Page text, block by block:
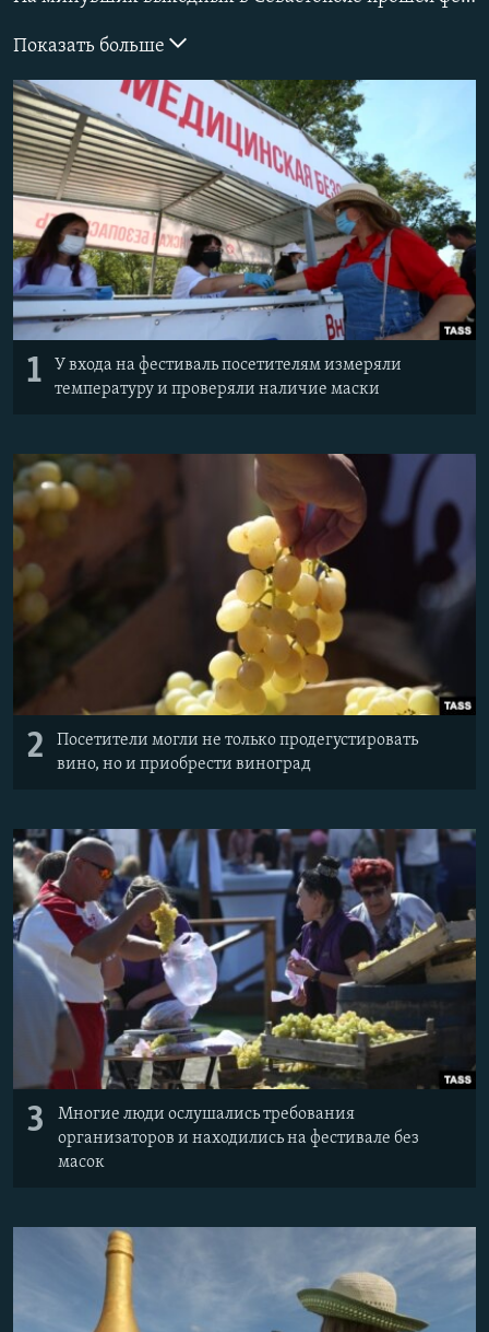
ELIFBE
УКРАИНСКАЯ ПРОБЛЕМА КРЫМА
Все сайты RFE/RL
Показать больше
1
У входа на фестиваль посетителям измеряли
температуру и проверяли наличие маски
2
Посетители могли не только продегустировать
вино, но и приобрести виноград
3
Многие люди ослушались требования
организаторов и находились на фестивале без
масок